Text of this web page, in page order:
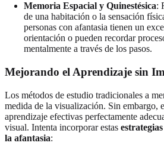
Memoria Espacial y Quinestésica:
de una habitación o la sensación
personas con afantasia tienen un
orientación o pueden recordar
mentalmente a través de los pasos.
Mejorando el Aprendizaje sin
Los métodos de estudio tradicionales a
medida de la visualización. Sin embargo,
aprendizaje efectivas perfectamente
visual. Intenta incorporar estas
la afantasia: